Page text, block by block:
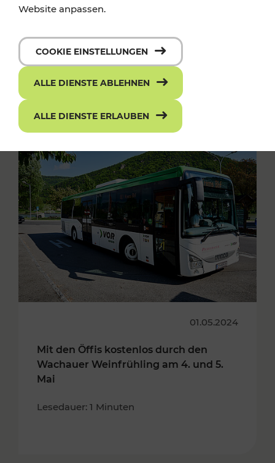
01.05.2024
Mit den Öffis kostenlos durch den
Wachauer Weinfrühling am 4. und 5.
Mai
Lesedauer: 1 Minuten
Website anpassen.
COOKIE EINSTELLUNGEN
ALLE DIENSTE ABLEHNEN
ALLE DIENSTE ERLAUBEN